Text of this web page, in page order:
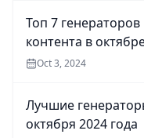
Топ 7
контента в
Oct 3, 2024
Лучшие
октября 2024 года